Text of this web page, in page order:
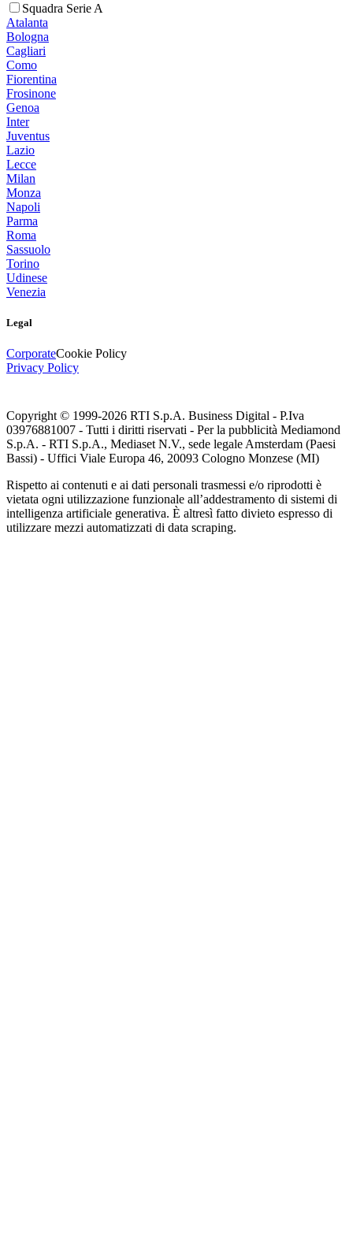
Squadra Serie A
Atalanta
Bologna
Cagliari
Como
Fiorentina
Frosinone
Genoa
Inter
Juventus
Lazio
Lecce
Milan
Monza
Napoli
Parma
Roma
Sassuolo
Torino
Udinese
Venezia
Legal
CorporateCookie Policy
Privacy Policy
Copyright © 1999-2026 RTI S.p.A. Business Digital - P.Iva
03976881007 - Tutti i diritti riservati - Per la pubblicità Mediamond
S.p.A. - RTI S.p.A., Mediaset N.V., sede legale Amsterdam (Paesi
Bassi) - Uffici Viale Europa 46, 20093 Cologno Monzese (MI)
Rispetto ai contenuti e ai dati personali trasmessi e/o riprodotti è
vietata ogni utilizzazione funzionale all’addestramento di sistemi di
intelligenza artificiale generativa. È altresì fatto divieto espresso di
utilizzare mezzi automatizzati di data scraping.